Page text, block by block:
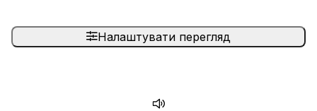
Налаштувати перегляд